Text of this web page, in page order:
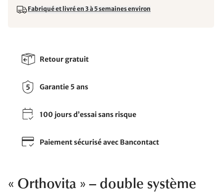
Fabriqué et livré en 3 à 5 semaines environ
Retour gratuit
Garantie 5 ans
100 jours d’essai sans risque
Paiement sécurisé avec Bancontact
« Orthovita » – double système